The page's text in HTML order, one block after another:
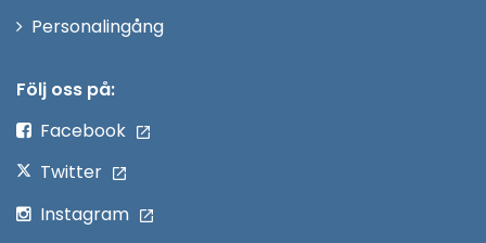
PersonalingångÖppna
Följ oss på:
Facebook
Twitter
Instagram